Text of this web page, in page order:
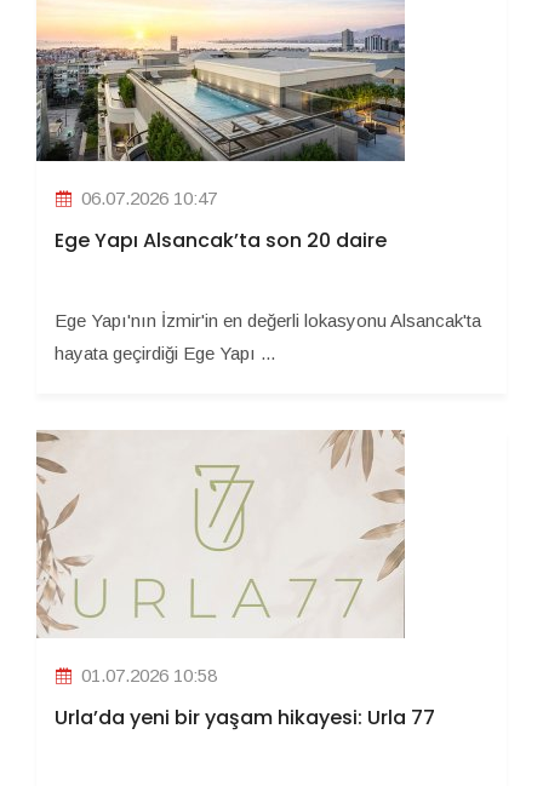
06.07.2026 10:47
Ege Yapı Alsancak’ta son 20 daire
Ege Yapı'nın İzmir'in en değerli lokasyonu Alsancak'ta
hayata geçirdiği Ege Yapı ...
01.07.2026 10:58
Urla’da yeni bir yaşam hikayesi: Urla 77